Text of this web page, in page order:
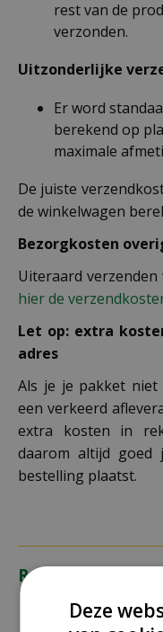
rest van de
verzonden.
Uitzonderlijke
Er word
berekend op
maximale
De juiste
de winkelwagen
Bezorgkosten
Uiteraard
hier de
Let op: extra
adres
Als je je pakket
een verkeerd
extra kosten in
daarom altijd goed
bestelling plaatst.
Recensies
Deze